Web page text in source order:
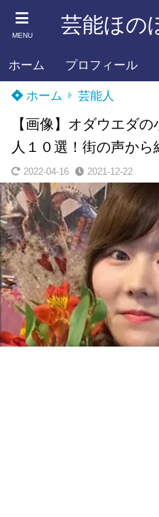
MENU 芸能ほの
ホーム プロフィール
ホーム 芸能人
【画像】オダウエダ
人１０選！街の声から
2022-04-16 2021-12-22